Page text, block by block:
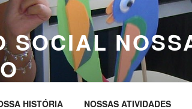
SOCIAL
HISTÓRIA NOSSAS ATIVIDADES